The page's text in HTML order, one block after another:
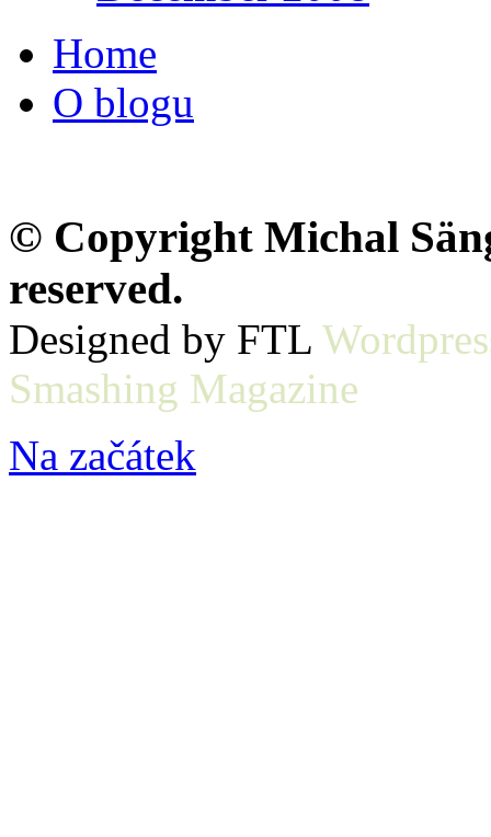
Home
O blogu
© Copyright Michal
reserved.
Designed by FTL
Smashing Magazine
Na začátek